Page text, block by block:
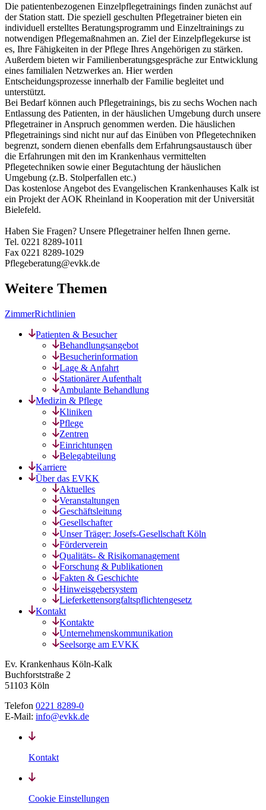
Die patientenbezogenen Einzelpflegetrainings finden zunächst auf
der Station statt. Die speziell geschulten Pflegetrainer bieten ein
individuell erstelltes Beratungsprogramm und Einzeltrainings zu
notwendigen Pflegemaßnahmen an. Ziel der Einzelpflegekurse ist
es, Ihre Fähigkeiten in der Pflege Ihres Angehörigen zu stärken.
Außerdem bieten wir Familienberatungsgespräche zur Entwicklung
eines familialen Netzwerkes an. Hier werden
Entscheidungsprozesse innerhalb der Familie begleitet und
unterstützt.
Bei Bedarf können auch Pflegetrainings, bis zu sechs Wochen nach
Entlassung des Patienten, in der häuslichen Umgebung durch unsere
Pflegetrainer in Anspruch genommen werden. Die häuslichen
Pflegetrainings sind nicht nur auf das Einüben von Pflegetechniken
begrenzt, sondern dienen ebenfalls dem Erfahrungsaustausch über
die Erfahrungen mit den im Krankenhaus vermittelten
Pflegetechniken sowie einer Begutachtung der häuslichen
Umgebung (z.B. Stolperfallen etc.)
Das kostenlose Angebot des Evangelischen Krankenhauses Kalk ist
ein Projekt der AOK Rheinland in Kooperation mit der Universität
Bielefeld.
Haben Sie Fragen? Unsere Pflegetrainer helfen Ihnen gerne.
Tel. 0221 8289-1011
Fax 0221 8289-1029
Pflegeberatung@evkk.de
Weitere Themen
ZimmerRichtlinien
Patienten & Besucher
Behandlungsangebot
Besucherinformation
Lage & Anfahrt
Stationärer Aufenthalt
Ambulante Behandlung
Medizin & Pflege
Kliniken
Pflege
Zentren
Einrichtungen
Belegabteilung
Karriere
Über das EVKK
Aktuelles
Veranstaltungen
Geschäftsleitung
Gesellschafter
Unser Träger: Josefs-Gesellschaft Köln
Förderverein
Qualitäts- & Risikomanagement
Forschung & Publikationen
Fakten & Geschichte
Hinweisgebersystem
Lieferkettensorgfaltspflichtengesetz
Kontakt
Kontakte
Unternehmenskommunikation
Seelsorge am EVKK
Ev. Krankenhaus Köln-Kalk
Buchforststraße 2
51103 Köln
Telefon 0221 8289-0
E-Mail: info@evkk.de
Kontakt
Cookie Einstellungen